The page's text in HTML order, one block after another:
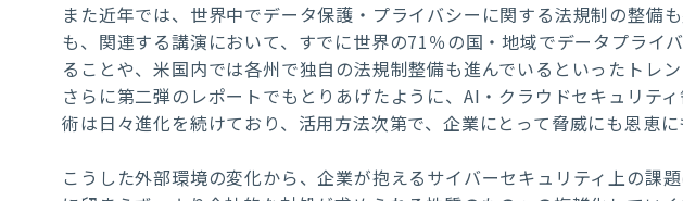
また近年では、世界中でデータ保護・プライバシーに関する法規制の整備
も、関連する講演において、すでに世界の71％の国・地域でデータプライ
ることや、米国内では各州で独自の法規制整備も進んでいるといったトレン
さらに第二弾のレポートでもとりあげたように、AI・クラウドセキュリテ
術は日々進化を続けており、活用方法次第で、企業にとって脅威にも恩恵に
こうした外部環境の変化から、企業が抱えるサイバーセキュリティ上の課